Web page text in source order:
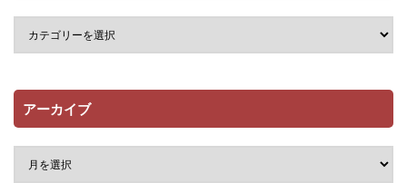
アーカイブ